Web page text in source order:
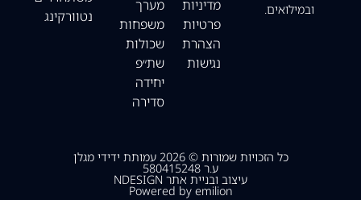
ובמילואים.
מדיניות
פרטיות
הצהרת
נגישות
מערך
משפחות
שכולות
שת״פ
יחידה
סדירה
נטוורקינג
כל הזכויות שמורות © 2026 עמותת ידידי מגלן
ע.ר 580415248
עיצוב ובניית אתר NDESIGN
Powered by emilion